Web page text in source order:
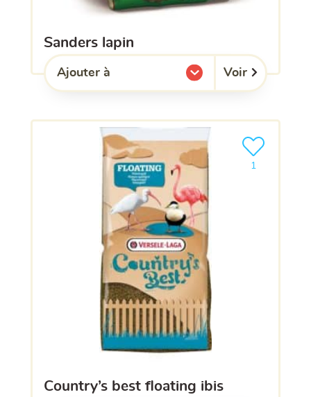
sanders lapin
Ajouter à
l'une de mes listes. Voir
country’s best floating ibis
1
Ajouter le